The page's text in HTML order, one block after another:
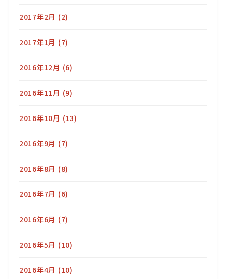
2017年2月 (2)
2017年1月 (7)
2016年12月 (6)
2016年11月 (9)
2016年10月 (13)
2016年9月 (7)
2016年8月 (8)
2016年7月 (6)
2016年6月 (7)
2016年5月 (10)
2016年4月 (10)